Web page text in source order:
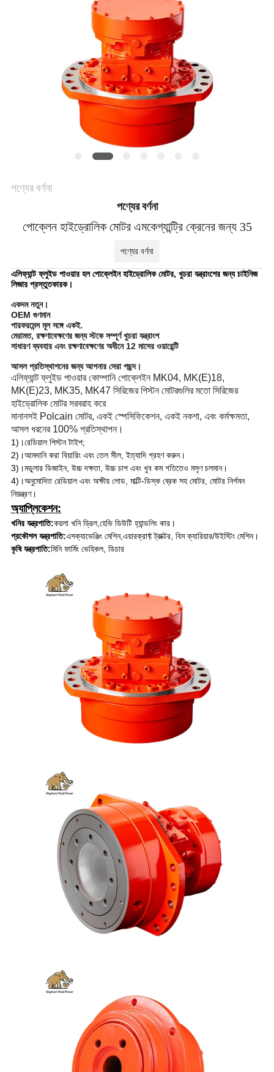
পণ্যের বর্ণনা
পণ্যের বর্ণনা
পোক্লেন হাইড্রোলিক মোটর এমকেগ্যান্ট্রি ক্রেনের জন্য 35
পণ্যের বর্ণনা
এলিফ্যান্ট ফ্লুইড পাওয়ার হল পোক্লেইন হাইড্রোলিক মোটর, খুচরা যন্ত্রাংশের জন্য চাইনিজ
লিজার প্রস্তুতকারক।
একদম নতুন।
OEM গুণমান
পারফরমেন্স মূল সঙ্গে একই.
মেরামত, রক্ষণাবেক্ষণের জন্য স্টকে সম্পূর্ণ খুচরা যন্ত্রাংশ
সাধারণ ব্যবহার এবং রক্ষণাবেক্ষণের অধীনে 12 মাসের ওয়ারেন্টি
আসল প্রতিস্থাপনের জন্য আপনার সেরা পছন্দ।
এলিফ্যান্ট ফ্লুইড পাওয়ার কোম্পানি পোক্লেইন MK04, MK(E)18,
MK(E)23, MK35, MK47 সিরিজের পিস্টন মোটরগুলির মতো সিরিজের
হাইড্রোলিক মোটর সরবরাহ করে
মানানসই Polcain মোটর, একই স্পেসিফিকেশন, একই নকশা, এবং কর্মক্ষমতা,
আসল ধরনের 100% প্রতিস্থাপন।
1)।রেডিয়াল পিস্টন টাইপ;
2)।আমদানি করা বিয়ারিং এবং তেল সীল, ইত্যাদি গ্রহণ করুন।
3)।মডুলার ডিজাইন, উচ্চ দক্ষতা, উচ্চ চাপ এবং খুব কম গতিতেও মসৃণ চলমান।
4)।অনুমোদিত রেডিয়াল এবং অক্ষীয় লোড, মাল্টি-ডিস্ক ব্রেক সহ মোটর, মোটর নির্গমন
নিয়ন্ত্রণ।
অ্যাপ্লিকেশন:
খনির যন্ত্রপাতি:কয়লা খনি ড্রিল,হেভি ডিউটি ​​হ্যান্ডলিং কার।
প্রকৌশল যন্ত্রপাতি:এসক্যাভেঞ্জিং মেশিন,এয়ারক্রাফ্ট ট্রাক্টর, বিম ক্যারিয়ার/উইস্টিং মেশিন।
কৃষি যন্ত্রপাতি:মিনি ফার্মিং ভেহিকল, ডিচার